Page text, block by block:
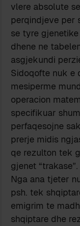
vlere absolute
perqindjeve per
se tyre
dhene ne
asgjekundi
Sidoqofte nuk e
mesiperme
operacion
specifikuar
perfaqesojne
prerje midis
qe rezulton tek
gjenet “trakase”.
Nga ana tjeter
psh. tek
emigrim te
shqiptare dhe